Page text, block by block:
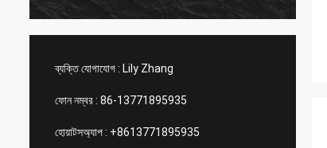
আনন্দদায়ক সহযোগিতা সব সময়. অত্যন্ত সৎ সরবরাহকারী,
ব্যক্তি যোগাযোগ : Lily Zhang
ফোন নম্বর : 86-13771895935
হোয়াটসঅ্যাপ : +8613771895935